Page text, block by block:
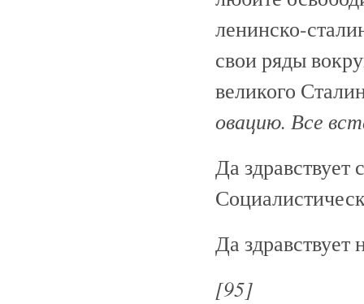
ленинско-
свои ряды
великого
овацию. Все
Да
Да
[95]